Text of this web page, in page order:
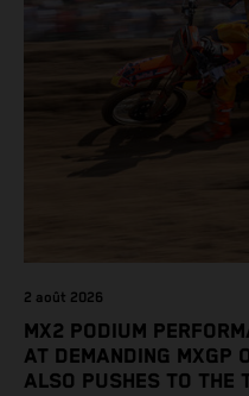
2 août 2026
MX2 PODIUM
AT DEMANDING MXGP
ALSO PUSHES TO THE